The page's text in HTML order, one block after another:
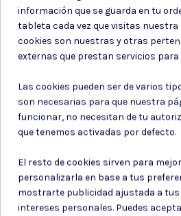
Puede darse de baja en cualquier
información de contacto
Política de privacidad
Consiento el uso de mis datos
de su entidad.
información que se guarda en tu
tableta cada vez que visitas nuestra
cookies son nuestras y otras
externas que prestan servicios
Las cookies pueden ser de varios
son necesarias para que nuestra
funcionar, no necesitan de tu
que tenemos activadas por defecto.
El resto de cookies sirven para
personalizarla en base a tus
mostrarte publicidad ajustada a tus
intereses personales. Puedes